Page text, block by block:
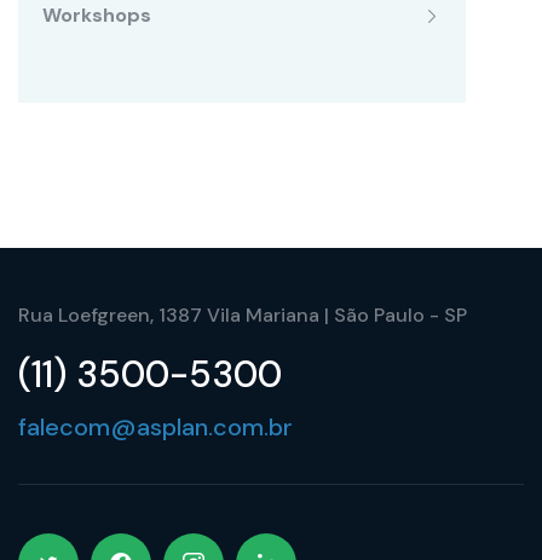
Workshops
Rua Loefgreen, 1387 Vila Mariana | São Paulo - SP
(11) 3500-5300
falecom@asplan.com.br